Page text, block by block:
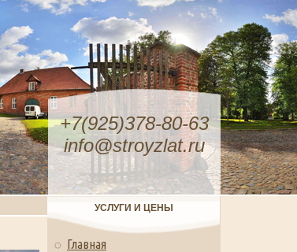
+7(925)378-80-63
info@stroyzlat.ru
УСЛУГИ И ЦЕНЫ
Главная